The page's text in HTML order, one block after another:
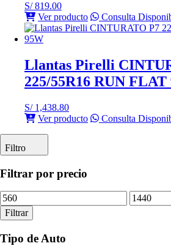
S/819.00
Ver producto
Consulta
Llantas Pirelli
225/55R16 RUN FLAT
S/1,438.80
Ver producto
Consulta
Filtro
Filtrar por precio
Precio
mínimo
Precio
máximo
Filtrar
Tipo de Auto